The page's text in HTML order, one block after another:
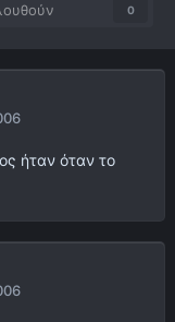
0
ήταν όταν το